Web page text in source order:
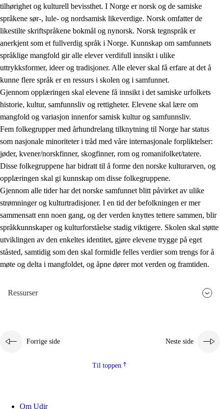
tilhørighet og kulturell bevissthet. I Norge er norsk og de samiske
språkene sør-, lule- og nordsamisk likeverdige. Norsk omfatter de
likestilte skriftspråkene bokmål og nynorsk. Norsk tegnspråk er
anerkjent som et fullverdig språk i Norge. Kunnskap om samfunnets
språklige mangfold gir alle elever verdifull innsikt i ulike
uttrykksformer, ideer og tradisjoner. Alle elever skal få erfare at det å
kunne flere språk er en ressurs i skolen og i samfunnet.
Gjennom opplæringen skal elevene få innsikt i det samiske urfolkets
historie, kultur, samfunnsliv og rettigheter. Elevene skal lære om
mangfold og variasjon innenfor samisk kultur og samfunnsliv.
Fem folkegrupper med århundrelang tilknytning til Norge har status
som nasjonale minoriteter i tråd med våre internasjonale forpliktelser:
jøder, kvener/norskfinner, skogfinner, rom og romanifolket/tatere.
Disse folkegruppene har bidratt til å forme den norske kulturarven, og
opplæringen skal gi kunnskap om disse folkegruppene.
Gjennom alle tider har det norske samfunnet blitt påvirket av ulike
strømninger og kulturtradisjoner. I en tid der befolkningen er mer
sammensatt enn noen gang, og der verden knyttes tettere sammen, blir
språkkunnskaper og kulturforståelse stadig viktigere. Skolen skal støtte
utviklingen av den enkeltes identitet, gjøre elevene trygge på eget
ståsted, samtidig som den skal formidle felles verdier som trengs for å
møte og delta i mangfoldet, og åpne dører mot verden og framtiden.
Ressurser
Forrige side Neste side
Til toppen
Om Udir